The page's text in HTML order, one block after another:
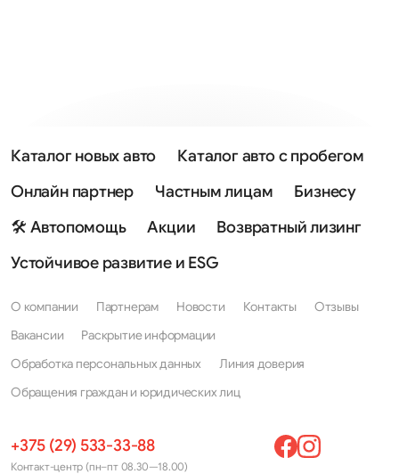
Каталог новых авто
Каталог авто с пробегом
Онлайн партнер
Частным лицам
Бизнесу
🛠 Автопомощь
Акции
Возвратный лизинг
Устойчивое развитие и ESG
О компании Партнерам Новости Контакты
Отзывы
Вакансии
Раскрытие информации
Обработка персональных данных
Линия доверия
Обращения граждан и юридических лиц
+375 (29) 533-33-88
Контакт-центр (пн–пт 08.30—18.00)